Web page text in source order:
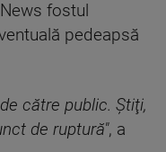
fostul
pedeapsă
către public. Ştiţi,
de ruptură", a